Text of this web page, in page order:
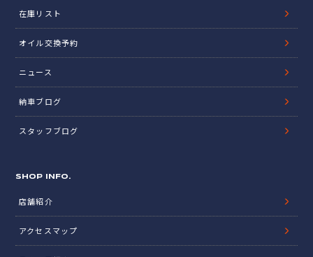
在庫リスト
オイル交換予約
ニュース
納車ブログ
スタッフブログ
SHOP INFO.
店舗紹介
アクセスマップ